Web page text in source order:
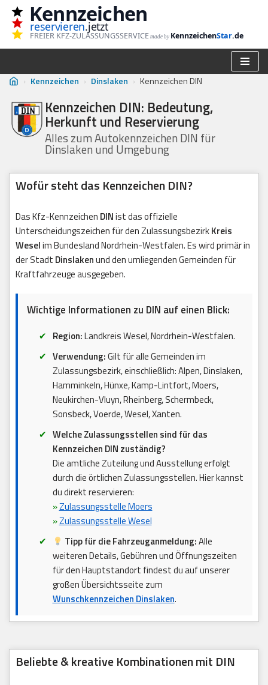
Zum
Inhalt
Kennzeichen
reservieren.jetzt
FREIER KFZ-ZULASSUNGSSERVICE made by KennzeichenStar.de
› Kennzeichen › Dinslaken › Kennzeichen DIN
Kennzeichen DIN: Bedeutung,
Herkunft und Reservierung
Alles zum Autokennzeichen DIN für
Dinslaken und Umgebung
Wofür steht das Kennzeichen DIN?
Das Kfz-Kennzeichen DINist das offizielle
Unterscheidungszeichen für den ZulassungsbezirkKreis
Weselim Bundesland Nordrhein-Westfalen. Es wird primär in
der Stadt Dinslakenund den umliegenden Gemeinden für
Kraftfahrzeuge ausgegeben.
Wichtige Informationen zu DIN auf einen Blick:
Region:Landkreis Wesel, Nordrhein-Westfalen.
Verwendung:Gilt für alle Gemeinden im
Zulassungsbezirk, einschließlich: Alpen, Dinslaken,
Hamminkeln, Hünxe, Kamp-Lintfort, Moers,
Neukirchen-Vluyn, Rheinberg, Schermbeck,
Sonsbeck, Voerde, Wesel, Xanten.
Welche Zulassungsstellen sind für das
Kennzeichen DIN zuständig?
Die amtliche Zuteilung und Ausstellung erfolgt
durch die örtlichen Zulassungsstellen. Hier kannst
du direkt reservieren:
»Zulassungsstelle Moers
»Zulassungsstelle Wesel
Tipp für die Fahrzeuganmeldung:Alle
weiteren Details, Gebühren und Öffnungszeiten
für den Hauptstandort findest du auf unserer
großen Übersichtsseite zum
Wunschkennzeichen Dinslaken.
Beliebte & kreative Kombinationen mit DIN